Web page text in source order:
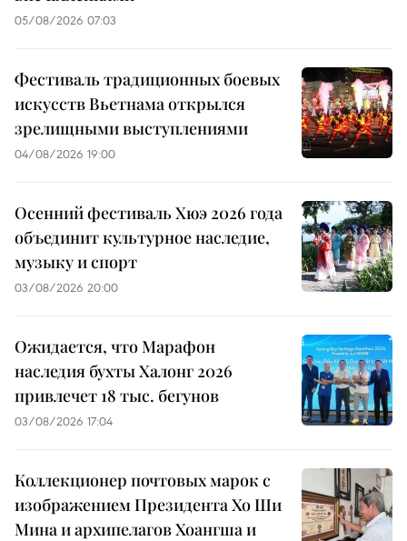
05/08/2026 07:03
Фестиваль традиционных боевых
искусств Вьетнама открылся
зрелищными выступлениями
04/08/2026 19:00
Осенний фестиваль Хюэ 2026 года
объединит культурное наследие,
музыку и спорт
03/08/2026 20:00
Ожидается, что Марафон
наследия бухты Халонг 2026
привлечет 18 тыс. бегунов
03/08/2026 17:04
Коллекционер почтовых марок с
изображением Президента Хо Ши
Мина и архипелагов Хоангша и